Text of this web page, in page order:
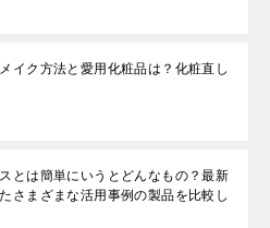
イク方法と愛用化粧品は？化粧直し
とは簡単にいうとどんなもの？最新
さまざまな活用事例の製品を比較し